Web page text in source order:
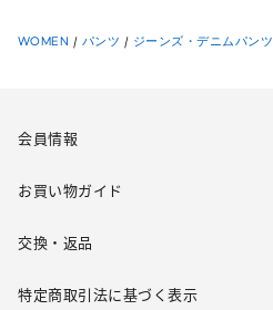
WOMEN / パンツ / ジーンズ・デニムパンツ
会員情報
お買い物ガイド
交換・返品
特定商取引法に基づく表示